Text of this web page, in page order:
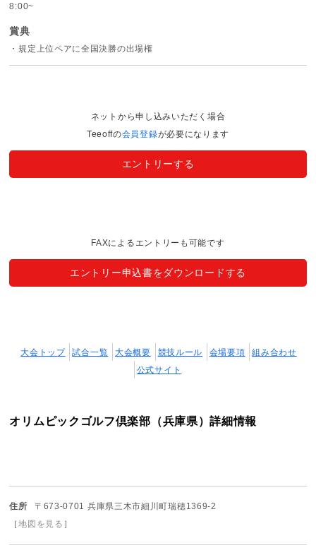
8:00~
賞典
・規定上位ペアに全国決勝の出場権
ネットから申し込みいただく場合
Teeoffの会員登録が必要になります
エントリーする
FAXによるエントリーも可能です
エントリー申込書をダウンロードする
大会トップ 試合一覧 大会概要 競技ルール 会場要項
組み合わせ
公式サイト
オリムピックゴルフ倶楽部（兵庫県）詳細情報
住所
〒673-0701 兵庫県三木市細川町瑞穂1369-2
［地図を見る ］